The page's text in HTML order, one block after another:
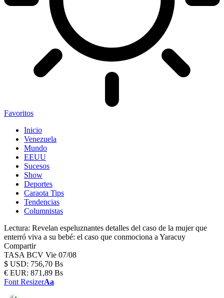
Favoritos
Inicio
Venezuela
Mundo
EEUU
Sucesos
Show
Deportes
Caraota Tips
Tendencias
Columnistas
Lectura: Revelan espeluznantes detalles del caso de la mujer que
enterró viva a su bebé: el caso que conmociona a Yaracuy
Compartir
TASA BCV Vie 07/08
$ USD: 756,70 Bs
€ EUR: 871,89 Bs
Font ResizerAa